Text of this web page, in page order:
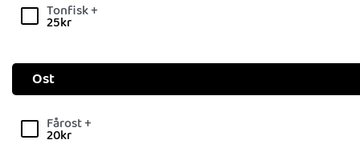
Tonfisk +
25kr
Ost
Fårost +
20kr